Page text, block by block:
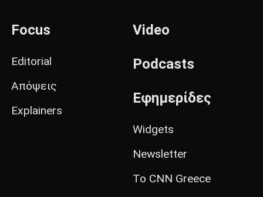
Focus
Editorial
Απόψεις
Explainers
Video
Podcasts
Εφημερίδες
Widgets
Newsletter
Το CNN Greece